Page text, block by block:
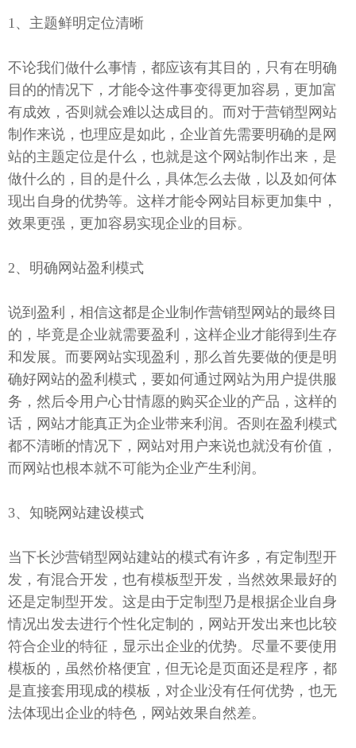
1、主题鲜明定位清晰
不论我们做什么事情，都应该有其目的，只有在明确
目的的情况下，才能令这件事变得更加容易，更加富
有成效，否则就会难以达成目的。而对于营销型网站
制作来说，也理应是如此，企业首先需要明确的是网
站的主题定位是什么，也就是这个网站制作出来，是
做什么的，目的是什么，具体怎么去做，以及如何体
现出自身的优势等。这样才能令网站目标更加集中，
效果更强，更加容易实现企业的目标。
2、明确网站盈利模式
说到盈利，相信这都是企业制作营销型网站的最终目
的，毕竟是企业就需要盈利，这样企业才能得到生存
和发展。而要网站实现盈利，那么首先要做的便是明
确好网站的盈利模式，要如何通过网站为用户提供服
务，然后令用户心甘情愿的购买企业的产品，这样的
话，网站才能真正为企业带来利润。否则在盈利模式
都不清晰的情况下，网站对用户来说也就没有价值，
而网站也根本就不可能为企业产生利润。
3、知晓网站建设模式
当下长沙营销型网站建站的模式有许多，有定制型开
发，有混合开发，也有模板型开发，当然效果最好的
还是定制型开发。这是由于定制型乃是根据企业自身
情况出发去进行个性化定制的，网站开发出来也比较
符合企业的特征，显示出企业的优势。尽量不要使用
模板的，虽然价格便宜，但无论是页面还是程序，都
是直接套用现成的模板，对企业没有任何优势，也无
法体现出企业的特色，网站效果自然差。